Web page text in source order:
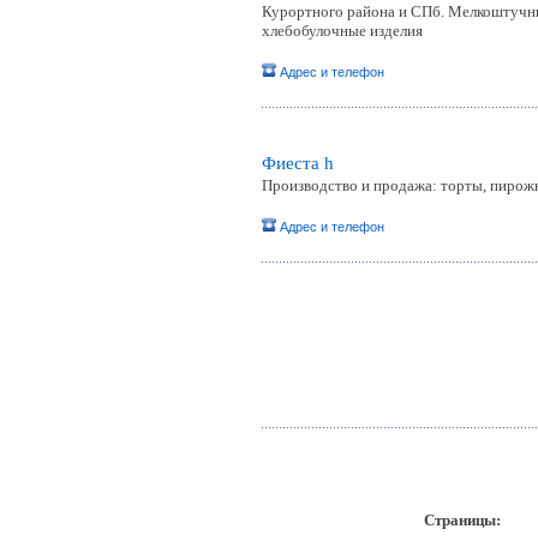
Курортного района и СПб.
хлебобулочные изделия
Адрес и телефон
Фиеста h
Производство и продажа: торты,
Адрес и телефон
Страницы: